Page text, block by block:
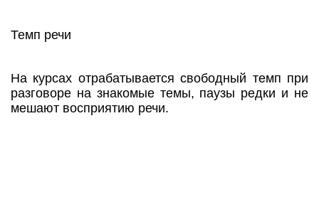
Темп речи
На курсах отрабатывается свободный темп при
разговоре на знакомые темы, паузы редки и не
мешают восприятию речи.